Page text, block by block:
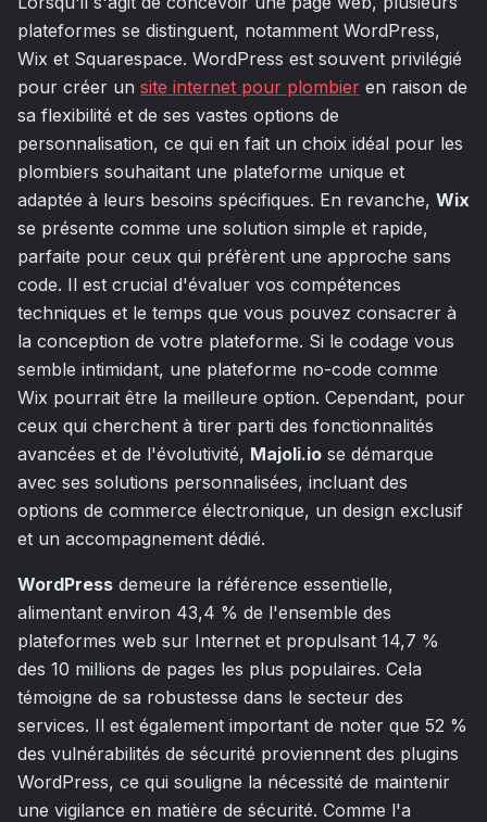
plateformes se distinguent, notamment WordPress,
Wix et Squarespace. WordPress est souvent privilégié
pour créer un site internet pour plombier en raison de
sa flexibilité et de ses vastes options de
personnalisation, ce qui en fait un choix idéal pour les
plombiers souhaitant une plateforme unique et
adaptée à leurs besoins spécifiques. En revanche, Wix
se présente comme une solution simple et rapide,
parfaite pour ceux qui préfèrent une approche sans
code. Il est crucial d'évaluer vos compétences
techniques et le temps que vous pouvez consacrer à
la conception de votre plateforme. Si le codage vous
semble intimidant, une plateforme no-code comme
Wix pourrait être la meilleure option. Cependant, pour
ceux qui cherchent à tirer parti des fonctionnalités
avancées et de l'évolutivité, Majoli.io se démarque
avec ses solutions personnalisées, incluant des
options de commerce électronique, un design exclusif
et un accompagnement dédié.
WordPress demeure la référence essentielle,
alimentant environ 43,4 % de l'ensemble des
plateformes web sur Internet et propulsant 14,7 %
des 10 millions de pages les plus populaires. Cela
témoigne de sa robustesse dans le secteur des
services. Il est également important de noter que 52 %
des vulnérabilités de sécurité proviennent des plugins
WordPress, ce qui souligne la nécessité de maintenir
une vigilance en matière de sécurité. Comme l'a